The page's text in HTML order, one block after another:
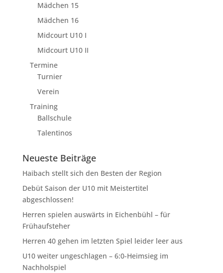
Mädchen 15
Mädchen 16
Midcourt U10 I
Midcourt U10 II
Termine
Turnier
Verein
Training
Ballschule
Talentinos
Neueste Beiträge
Haibach stellt sich den Besten der Region
Debüt Saison der U10 mit Meistertitel
abgeschlossen!
Herren spielen auswärts in Eichenbühl – für
Frühaufsteher
Herren 40 gehen im letzten Spiel leider leer aus
U10 weiter ungeschlagen – 6:0-Heimsieg im
Nachholspiel